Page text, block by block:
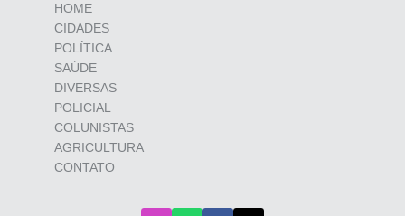
HOME
CIDADES
POLÍTICA
SAÚDE
DIVERSAS
POLICIAL
COLUNISTAS
AGRICULTURA
CONTATO